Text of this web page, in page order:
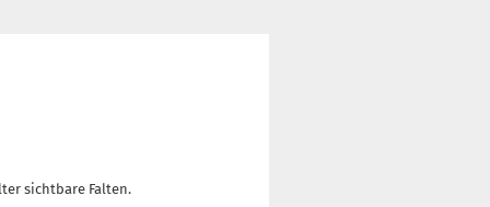
sichtbare Falten.